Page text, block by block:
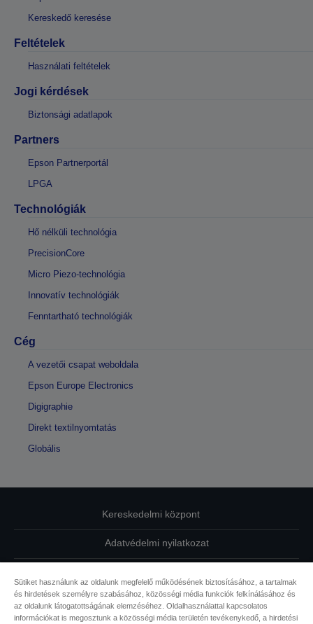
Kereskedő keresése
Feltételek
Használati feltételek
Jogi kérdések
Biztonsági adatlapok
Partners
Epson Partnerportál
LPGA
Technológiák
Hő nélküli technológia
PrecisionCore
Micro Piezo-technológia
Innovatív technológiák
Fenntartható technológiák
Cég
A vezetői csapat weboldala
Epson Europe Electronics
Digigraphie
Direkt textilnyomtatás
Globális
Kereskedelmi központ
Adatvédelmi nyilatkozat
Kapcsolatfelvétel
Sütiket használunk az oldalunk megfelelő működésének biztosításához, a tartalmak
és hirdetések személyre szabásához, közösségi média funkciók felkínálásához és
az oldalunk látogatottságának elemzéséhez. Oldalhasználattal kapcsolatos
információkat is megosztunk a közösségi média területén tevékenykedő, a hirdetési